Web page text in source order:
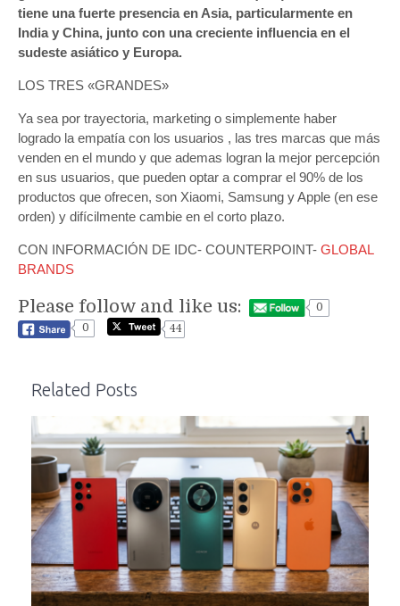
tiene una fuerte presencia en Asia, particularmente en
India y China, junto con una creciente influencia en el
sudeste asiático y Europa.
LOS TRES «GRANDES»
Ya sea por trayectoria, marketing o simplemente haber
logrado la empatía con los usuarios , las tres marcas que más
venden en el mundo y que ademas logran la mejor percepción
en sus usuarios, que pueden optar a comprar el 90% de los
productos que ofrecen, son Xiaomi, Samsung y Apple (en ese
orden) y difícilmente cambie en el corto plazo.
CON INFORMACIÓN DE IDC- COUNTERPOINT- GLOBAL
BRANDS
Please follow and like us:
0
0
44
Related Posts